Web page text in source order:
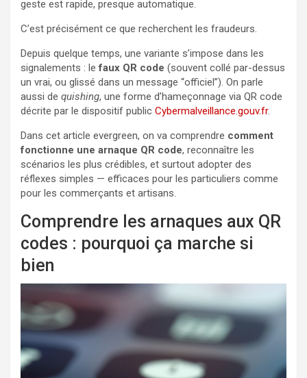
geste est rapide, presque automatique.
C’est précisément ce que recherchent les fraudeurs.
Depuis quelque temps, une variante s’impose dans les
signalements : lefaux QR code (souvent collé par-dessus
un vrai, ou glissé dans un message “officiel”). On parle
aussi de quishing, une forme d’hameçonnage via QR code
décrite par le dispositif public Cybermalveillance.gouv.fr.
Dans cet article evergreen, on va comprendre comment
fonctionne une arnaque QR code, reconnaître les
scénarios les plus crédibles, et surtout adopter des
réflexes simples — efficaces pour les particuliers comme
pour les commerçants et artisans.
Comprendre les arnaques aux QR
codes : pourquoi ça marche si
bien